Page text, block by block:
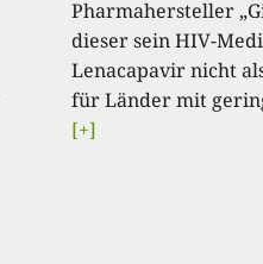
Pharmahersteller
dieser sein HIV-
Lenacapavir nicht
für Länder mit
[+]